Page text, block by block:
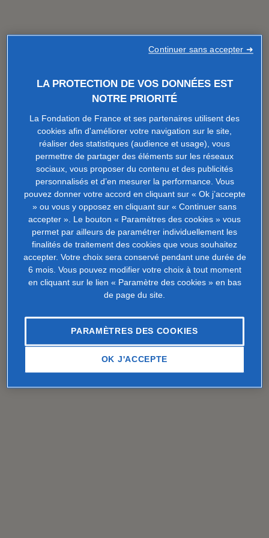
LA PROTECTION DE VOS DONNÉES EST
NOTRE PRIORITÉ
La Fondation de France et ses partenaires utilisent des
cookies afin d'améliorer votre navigation sur le site,
réaliser des statistiques (audience et usage), vous
permettre de partager des éléments sur les réseaux
sociaux, vous proposer du contenu et des publicités
personnalisés et d’en mesurer la performance. Vous
pouvez donner votre accord en cliquant sur « Ok j’accepte
» ou vous y opposez en cliquant sur « Continuer sans
accepter ». Le bouton « Paramètres des cookies » vous
permet par ailleurs de paramétrer individuellement les
finalités de traitement des cookies que vous souhaitez
accepter. Votre choix sera conservé pendant une durée de
6 mois. Vous pouvez modifier votre choix à tout moment
en cliquant sur le lien « Paramètre des cookies » en bas
de page du site.
PARAMÈTRES DES COOKIES
OK J'ACCEPTE
Continuer sans accepter ➜